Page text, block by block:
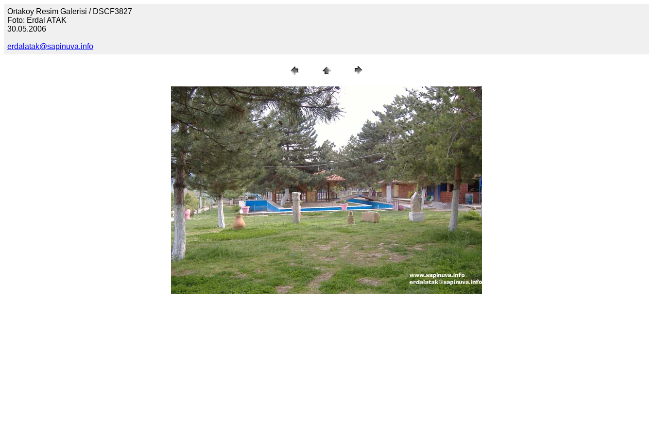
Ortakoy Resim Galerisi / DSCF3827
Foto: Erdal ATAK
30.05.2006
erdalatak@sapinuva.info